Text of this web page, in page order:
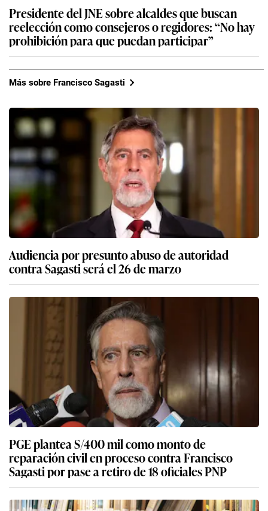
Presidente del JNE sobre alcaldes que buscan
reelección como consejeros o regidores: “No hay
prohibición para que puedan participar”
Más sobre Francisco Sagasti
Audiencia por presunto abuso de autoridad
contra Sagasti será el 26 de marzo
PGE plantea S/400 mil como monto de
reparación civil en proceso contra Francisco
Sagasti por pase a retiro de 18 oficiales PNP